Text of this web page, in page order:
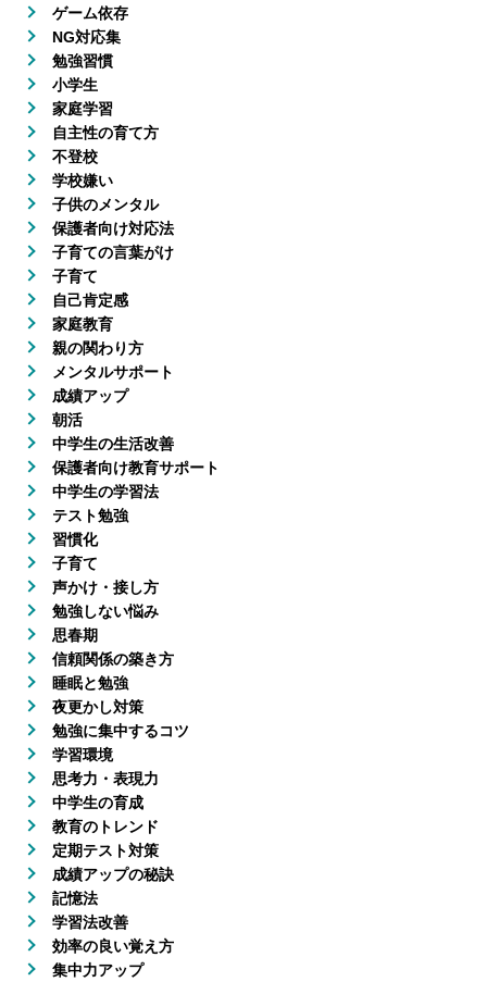
ゲーム依存
NG対応集
勉強習慣
小学生
家庭学習
自主性の育て方
不登校
学校嫌い
子供のメンタル
保護者向け対応法
子育ての言葉がけ
子育て
自己肯定感
家庭教育
親の関わり方
メンタルサポート
成績アップ
朝活
中学生の生活改善
保護者向け教育サポート
中学生の学習法
テスト勉強
習慣化
子育て
声かけ・接し方
勉強しない悩み
思春期
信頼関係の築き方
睡眠と勉強
夜更かし対策
勉強に集中するコツ
学習環境
思考力・表現力
中学生の育成
教育のトレンド
定期テスト対策
成績アップの秘訣
記憶法
学習法改善
効率の良い覚え方
集中力アップ